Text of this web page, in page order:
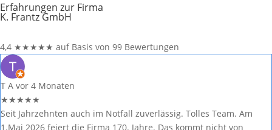
Erfahrungen zur Firma
K. Frantz GmbH
4,4 ★★★★★ auf Basis von 99 Bewertungen
T A vor 4 Monaten
★★★★★
Seit Jahrzehnten auch im Notfall zuverlässig. Tolles Team. Am
1.Mai 2026 feiert die Firma 170. Jahre. Das kommt nicht von